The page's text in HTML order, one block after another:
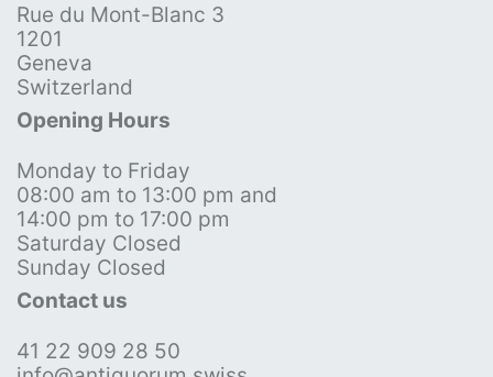
Rue du Mont-Blanc 3
1201
Geneva
Switzerland
Opening Hours
Monday to Friday
08:00 am to 13:00 pm and
14:00 pm to 17:00 pm
Saturday Closed
Sunday Closed
Contact us
41 22 909 28 50